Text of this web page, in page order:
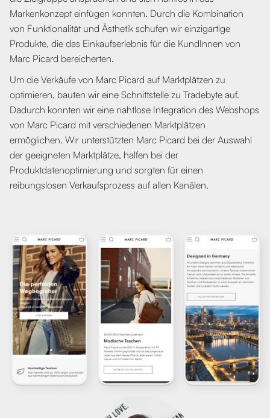
Markenkonzept einfügen konnten. Durch die Kombination
von Funktionalität und Ästhetik schufen wir einzigartige
Produkte, die das Einkaufserlebnis für die KundInnen von
Marc Picard bereicherten.
Um die Verkäufe von Marc Picard auf Marktplätzen zu
optimieren, bauten wir eine Schnittstelle zu Tradebyte auf.
Dadurch konnten wir eine nahtlose Integration des Webshops
von Marc Picard mit verschiedenen Marktplätzen
ermöglichen. Wir unterstützten Marc Picard bei der Auswahl
der geeigneten Marktplätze, halfen bei der
Produktdatenoptimierung und sorgten für einen
reibungslosen Verkaufsprozess auf allen Kanälen.